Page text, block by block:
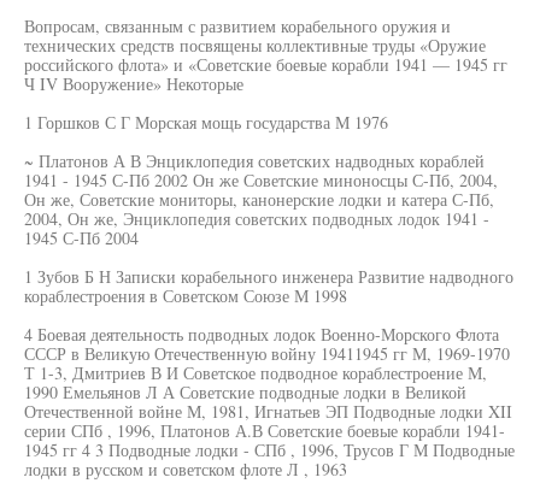
Вопросам, связанным с развитием корабельного оружия и
технических средств посвящены коллективные труды «Оружие
российского флота» и «Советские боевые корабли 1941 — 1945 гг
Ч IV Вооружение» Некоторые
1 Горшков С Г Морская мощь государства М 1976
~ Платонов А В Энциклопедия советских надводных кораблей
1941 - 1945 С-Пб 2002 Он же Советские миноносцы С-Пб, 2004,
Он же, Советские мониторы, канонерские лодки и катера С-Пб,
2004, Он же, Энциклопедия советских подводных лодок 1941 -
1945 С-Пб 2004
1 Зубов Б Н Записки корабельного инженера Развитие надводного
кораблестроения в Советском Союзе М 1998
4 Боевая деятельность подводных лодок Военно-Морского Флота
СССР в Великую Отечественную войну 19411945 гг М, 1969-1970
Т 1-3, Дмитриев В И Советское подводное кораблестроение М,
1990 Емельянов Л А Советские подводные лодки в Великой
Отечественной войне М, 1981, Игнатьев ЭП Подводные лодки XII
серии СПб , 1996, Платонов А.В Советские боевые корабли 1941-
1945 гг 4 3 Подводные лодки - СПб , 1996, Трусов Г М Подводные
лодки в русском и советском флоте Л , 1963